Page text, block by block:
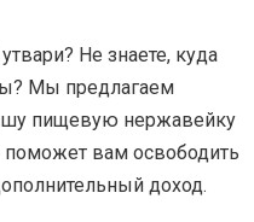
Не знаете, куда
Мы предлагаем
пищевую нержавейку
поможет вам освободить
доход.